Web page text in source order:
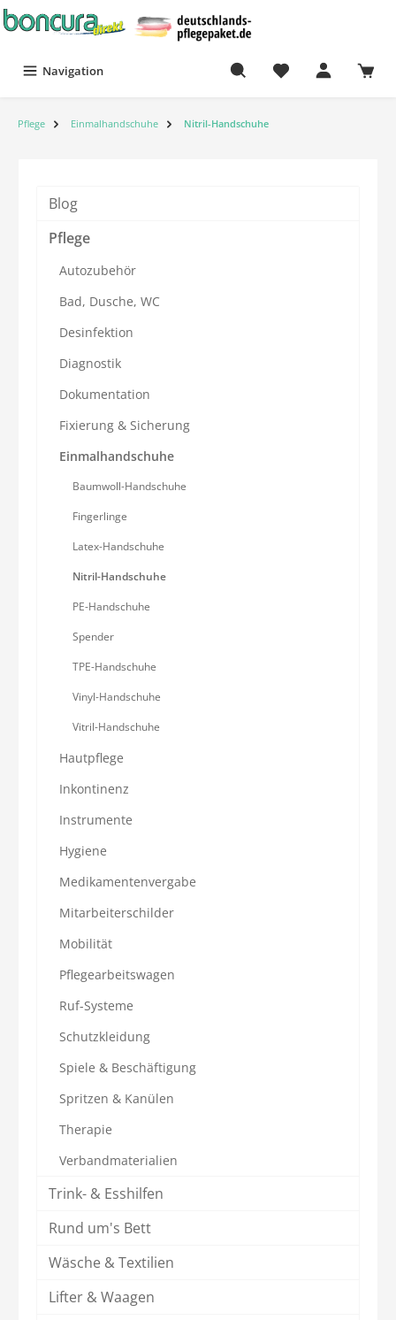
Navigation
Pflege Einmalhandschuhe Nitril-Handschuhe
Blog
Pflege
Autozubehör
Bad, Dusche, WC
Desinfektion
Diagnostik
Dokumentation
Fixierung & Sicherung
Einmalhandschuhe
Baumwoll-Handschuhe
Fingerlinge
Latex-Handschuhe
Nitril-Handschuhe
PE-Handschuhe
Spender
TPE-Handschuhe
Vinyl-Handschuhe
Vitril-Handschuhe
Hautpflege
Inkontinenz
Instrumente
Hygiene
Medikamentenvergabe
Mitarbeiterschilder
Mobilität
Pflegearbeitswagen
Ruf-Systeme
Schutzkleidung
Spiele & Beschäftigung
Spritzen & Kanülen
Therapie
Verbandmaterialien
Trink- & Esshilfen
Rund um's Bett
Wäsche & Textilien
Lifter & Waagen